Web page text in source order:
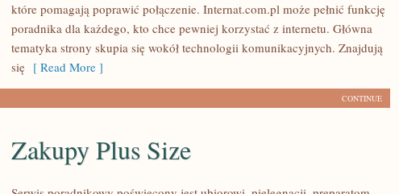
INTERNECIE
które pomagają poprawić połączenie. Internat.com.pl może pełnić funkcję
poradnika dla każdego, kto chce pewniej korzystać z internetu. Główna
tematyka strony skupia się wokół technologii komunikacyjnych. Znajdują
się [ Read More ]
CONTINUE
Zakupy Plus Size